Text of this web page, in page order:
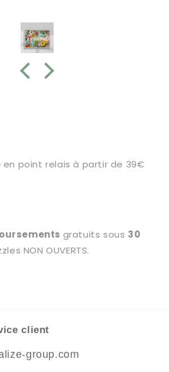
en point relais à partir de 39€
gratuits sous 30
NON OUVERTS.
client
group.com